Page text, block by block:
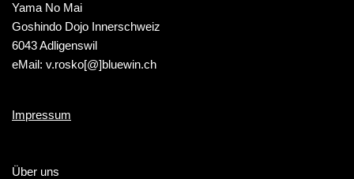
Yama No Mai
Goshindo Dojo Innerschweiz
6043 Adligenswil
eMail: v.rosko[@]bluewin.ch
Impressum
Über uns